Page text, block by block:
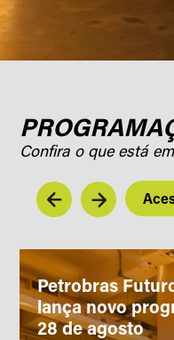
Confira o que está
Petrobras
lança novo
28 de agosto